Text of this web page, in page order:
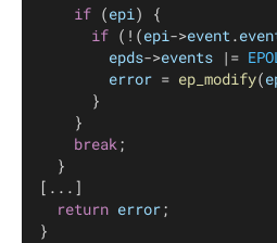
if (epi) {
if (!(epi->event.
epds->events |=
error = ep_modify(
			}
		}
break;
	}
[...]
return error;
}